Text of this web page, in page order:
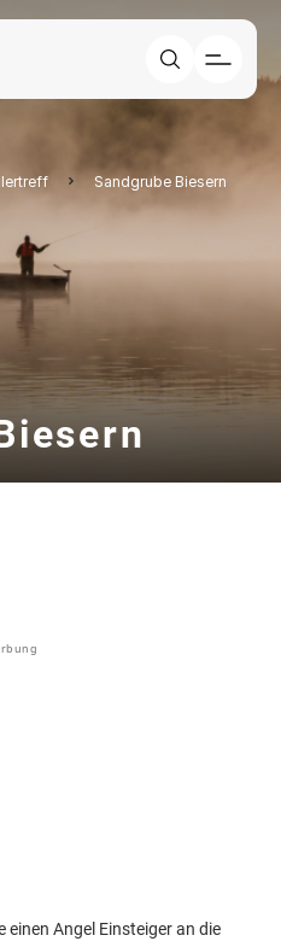
Sandgrube Biesern
Angel Einsteiger an die